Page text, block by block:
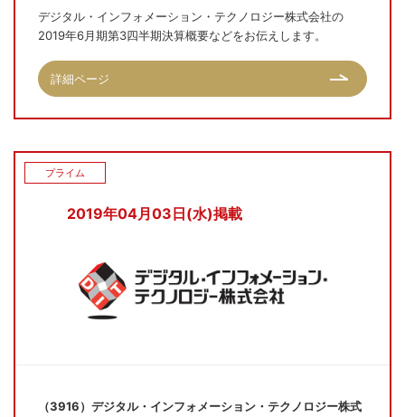
デジタル・インフォメーション・テクノロジー株式会社の
2019年6月期第3四半期決算概要などをお伝えします。
詳細ページ
2019年04月03日(水)掲載
プライム
（3916）デジタル・インフォメーション・テクノロジー株式